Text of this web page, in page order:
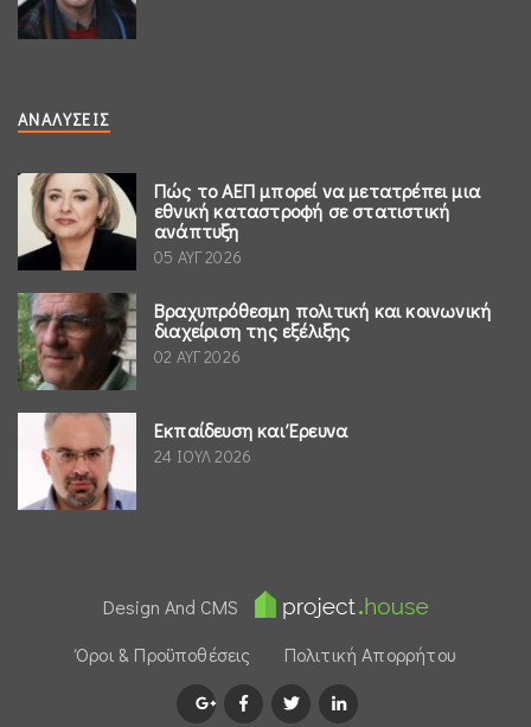
ΑΝΑΛΎΣΕΙΣ
Πώς το ΑΕΠ μπορεί να μετατρέπει μια
εθνική καταστροφή σε στατιστική
ανάπτυξη
05 ΑΥΓ 2026
Βραχυπρόθεσμη πολιτική και κοινωνική
διαχείριση της εξέλιξης
02 ΑΥΓ 2026
Εκπαίδευση και Έρευνα
24 ΙΟΥΛ 2026
Design And CMS
Όροι & Προϋποθέσεις
Πολιτική Απορρήτου